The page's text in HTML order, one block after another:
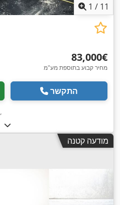
1 / 11
‏83,000 ‏€
מחיר קבוע בתוספת מע"מ
התקשר
,
מודעה קטנה